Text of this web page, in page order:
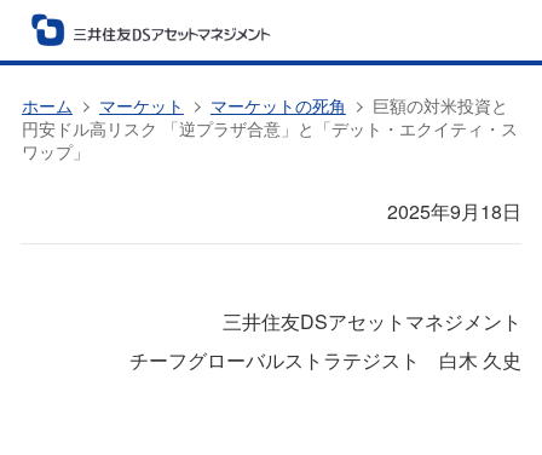
ホーム マーケット マーケットの死角
巨額の対米投資と
円安ドル高リスク 「逆プラザ合意」と「デット・エクイティ・ス
ワップ」
2025年9月18日
三井住友DSアセットマネジメント
チーフグローバルストラテジスト 白木 久史